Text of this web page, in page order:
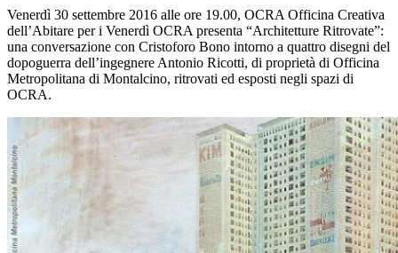
Venerdì 30 settembre 2016 alle ore 19.00, OCRA Officina Creativa
dell’Abitare per i Venerdì OCRA presenta “Architetture Ritrovate”:
una conversazione con Cristoforo Bono intorno a quattro disegni del
dopoguerra dell’ingegnere Antonio Ricotti, di proprietà di Officina
Metropolitana di Montalcino, ritrovati ed esposti negli spazi di
OCRA.